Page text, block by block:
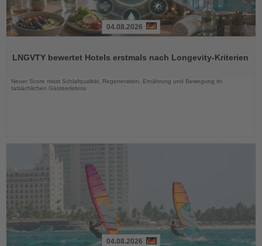
die
04.08.2026
LNGVTY bewertet Hotels erstmals nach Longevity-Kriterien
Neuer Score misst Schlafqualität, Regeneration, Ernährung und Bewegung im
tatsächlichen Gästeerlebnis
04.08.2026